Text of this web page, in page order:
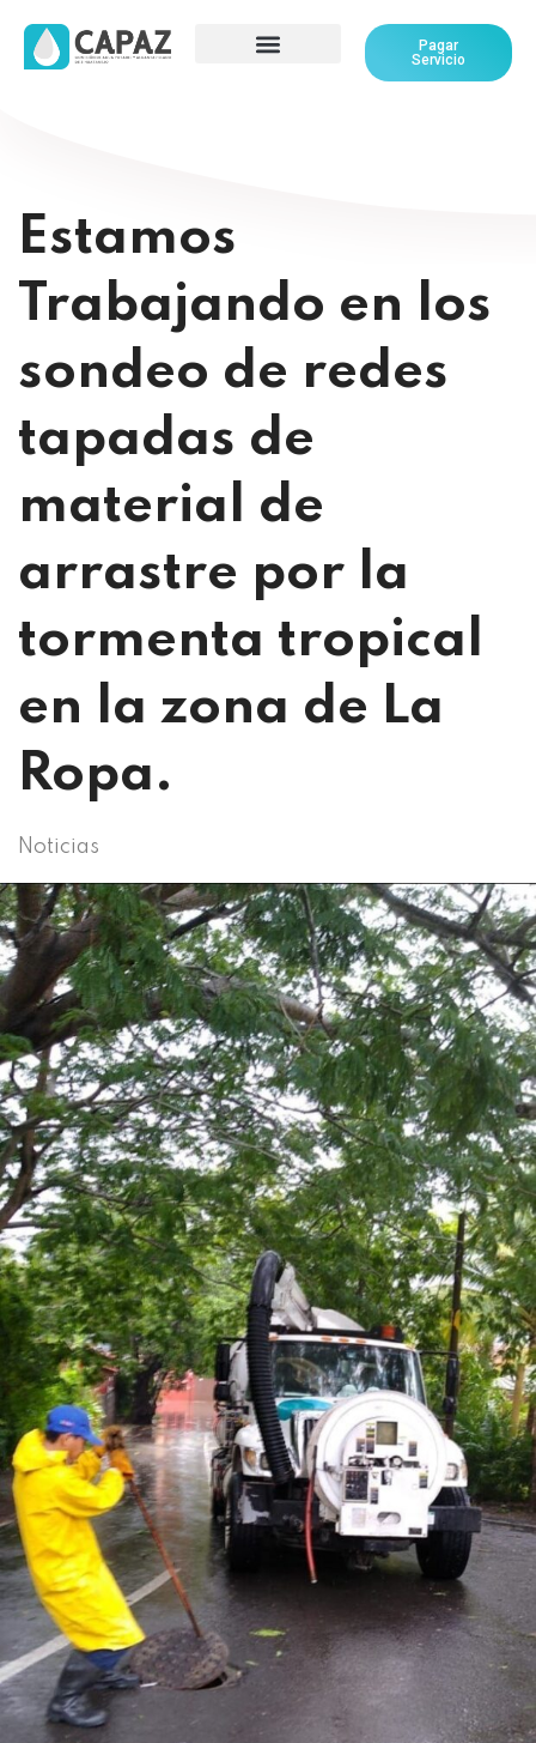
Pagar
Servicio
Estamos
Trabajando en los
sondeo de redes
tapadas de
material de
arrastre por la
tormenta tropical
en la zona de La
Ropa.
Noticias